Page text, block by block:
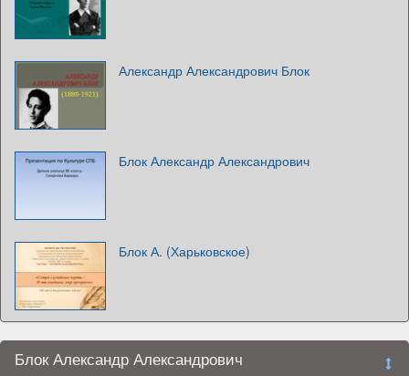
Александр Александрович Блок
Блок Александр Александрович
Блок А. (Харьковское)
Блок Александр Александрович